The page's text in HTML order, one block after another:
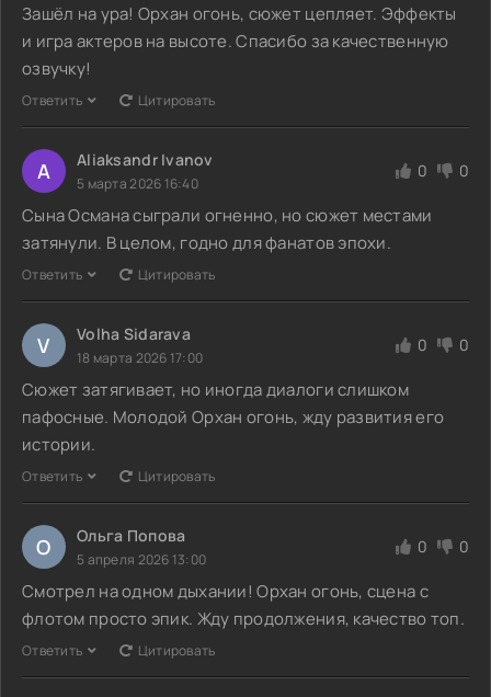
Зашёл на ура! Орхан огонь, сюжет цепляет. Эффекты
и игра актеров на высоте. Спасибо за качественную
озвучку!
Ответить Цитировать
A Aliaksandr Ivanov
5 марта 2026 16:40
0 0
Сына Османа сыграли огненно, но сюжет местами
затянули. В целом, годно для фанатов эпохи.
Ответить Цитировать
V Volha Sidarava
18 марта 2026 17:00
0 0
Сюжет затягивает, но иногда диалоги слишком
пафосные. Молодой Орхан огонь, жду развития его
истории.
Ответить Цитировать
О Ольга Попова
5 апреля 2026 13:00
0 0
Смотрел на одном дыхании! Орхан огонь, сцена с
флотом просто эпик. Жду продолжения, качество топ.
Ответить Цитировать